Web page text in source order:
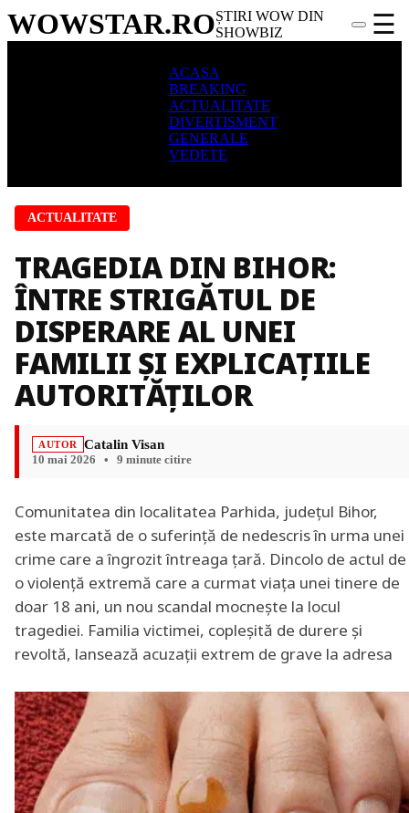
WOWSTAR.ROȘTIRI WOW DIN
SHOWBIZ
☰
ACASA
BREAKING
ACTUALITATE
DIVERTISMENT
GENERALE
VEDETE
ACTUALITATE
TRAGEDIA DIN BIHOR:
ÎNTRE STRIGĂTUL DE
DISPERARE AL UNEI
FAMILII ȘI EXPLICAȚIILE
AUTORITĂȚILOR
AUTOR Catalin Visan
10 mai 2026 • 9 minute citire
Comunitatea din localitatea Parhida, județul Bihor,
este marcată de o suferință de nedescris în urma unei
crime care a îngrozit întreaga țară. Dincolo de actul de
o violență extremă care a curmat viața unei tinere de
doar 18 ani, un nou scandal mocnește la locul
tragediei. Familia victimei, copleșită de durere și
revoltă, lansează acuzații extrem de grave la adresa